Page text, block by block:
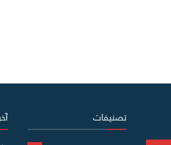
تصنيفات